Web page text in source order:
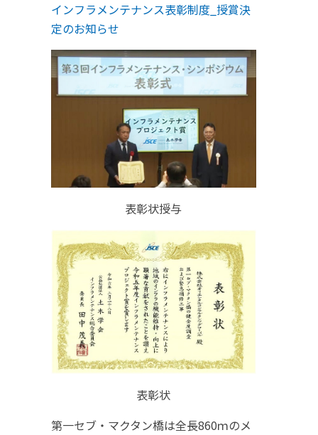
インフラメンテナンス表彰制度_授賞決
定のお知らせ
表彰状授与
表彰状
第一セブ・マクタン橋は全長860ｍのメ